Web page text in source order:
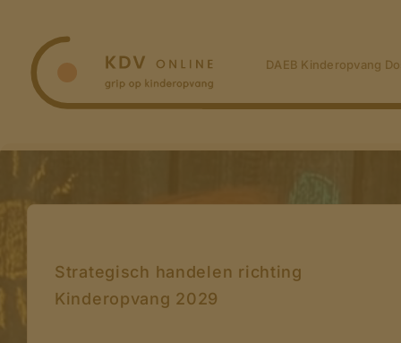
inhoud
DAEB Kinderopvang
Strategisch handelen richting
Kinderopvang 2029